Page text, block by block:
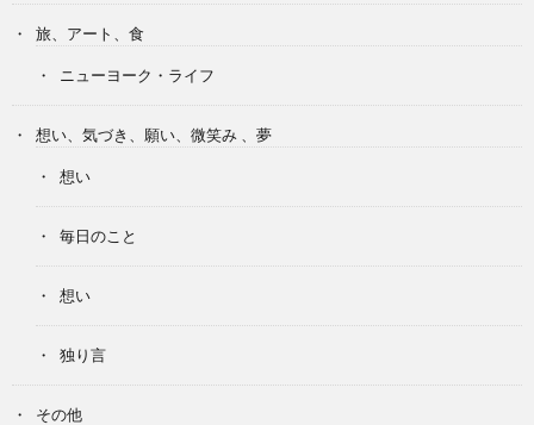
旅、アート、食
ニューヨーク・ライフ
想い、気づき、願い、微笑み 、夢
想い
毎日のこと
想い
独り言
その他